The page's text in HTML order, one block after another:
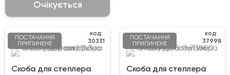
Очікується
ПОСТАЧАННЯ
ПРИПИНЕНЕ
код:
30331
Скоба для степлера
ПОСТАЧАННЯ
ПРИПИНЕНЕ
код:
37998
Скоба для степлера